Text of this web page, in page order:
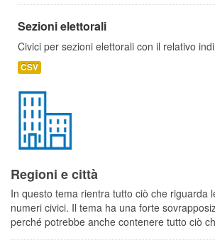
Sezioni elettorali
Civici per sezioni elettorali con il relativo
CSV
Regioni e città
In questo tema rientra tutto ciò che riguarda
numeri civici. Il tema ha una forte
perché potrebbe anche contenere tutto ciò